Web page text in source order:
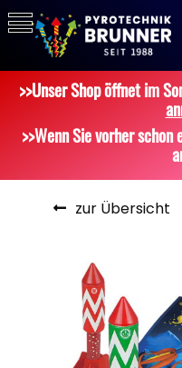
>>Unser Shop öffnet im
>>Wenn Sie vorher
zur Übersicht